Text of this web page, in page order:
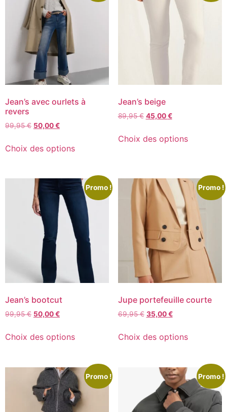
Jean’s avec ourlets à
revers
99,95€ 50,00€
Choix des options
Jean’s beige
89,95€ 45,00€
Choix des options
Promo !
Jean’s bootcut
99,95€ 50,00€
Choix des options
Promo !
Jupe portefeuille courte
69,95€ 35,00€
Choix des options
Promo ! Promo !